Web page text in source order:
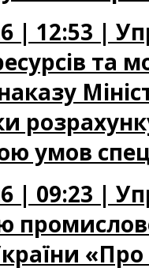
| 12:53 |
та
умов
| 09:23 |
«Про